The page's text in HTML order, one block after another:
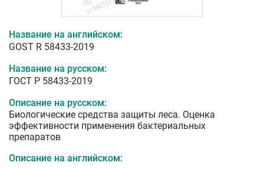
Название на английском:
GOST R 58433-2019
Название на русском:
ГОСТ Р 58433-2019
Описание на русском:
Биологические средства защиты леса. Оценка
эффективности применения бактериальных
препаратов
Описание на английском: